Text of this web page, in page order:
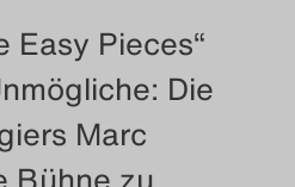
Blog
Blog
Easy Pieces“
Die
Marc